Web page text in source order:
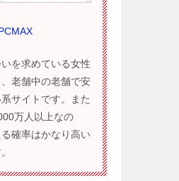
を求めている女性
老舗中の老舗で安
サイトです。また
万人以上なの
確率はかなり高い